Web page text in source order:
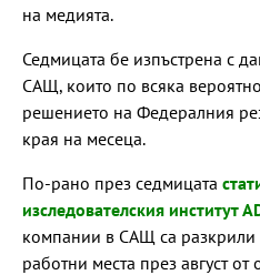
на медията.
Седмицата бе изпъстрена с
САЩ, които по всяка
решението на Федералния
края на месеца.
По-рано през седмицата
изследователския институт
компании в САЩ са разкрили
работни места през август